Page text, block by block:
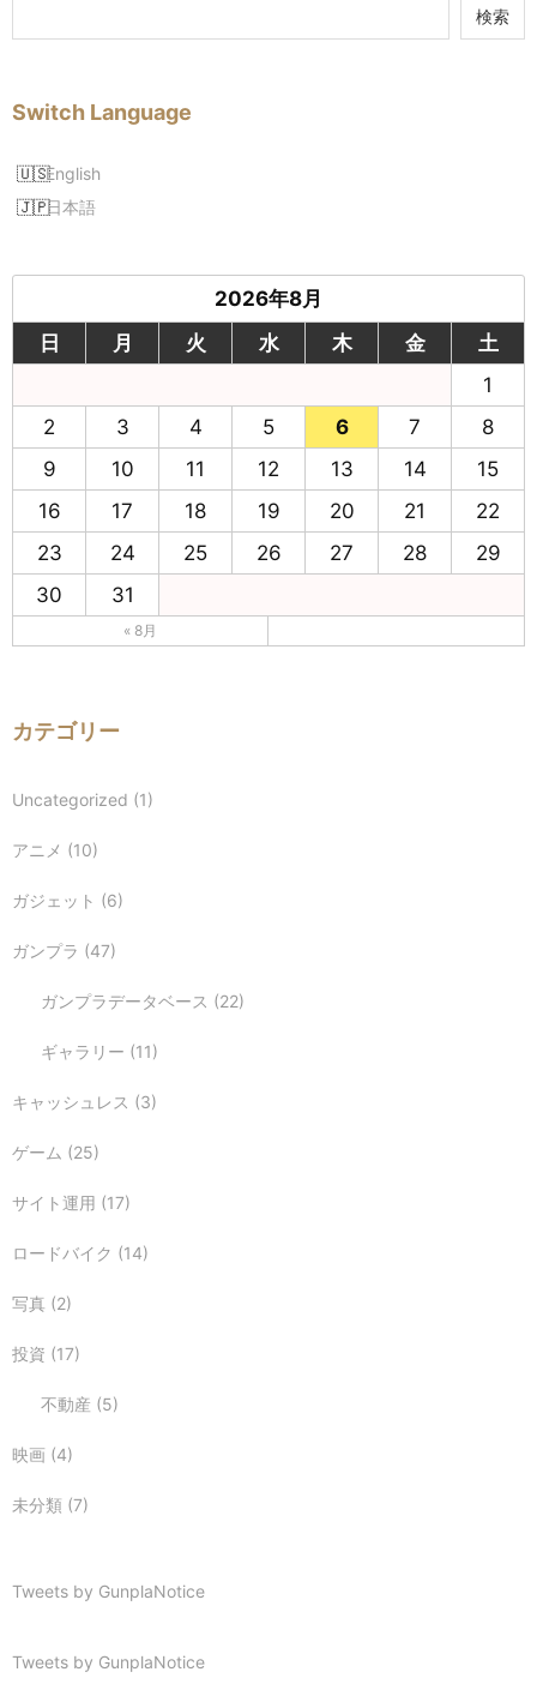
検索
Switch Language
English
日本語
2026年8月
日
月 火 水 木 金
土
1
2
3 4 5 6 7
8
9
10 11 12 13 14
15
16
17 18 19 20 21
22
23
24 25 26 27 28
29
30
31
« 8月
カテゴリー
Uncategorized (1)
アニメ (10)
ガジェット (6)
ガンプラ (47)
ガンプラデータベース (22)
ギャラリー (11)
キャッシュレス (3)
ゲーム (25)
サイト運用 (17)
ロードバイク (14)
写真 (2)
投資 (17)
不動産 (5)
映画 (4)
未分類 (7)
Tweets by GunplaNotice
Tweets by GunplaNotice